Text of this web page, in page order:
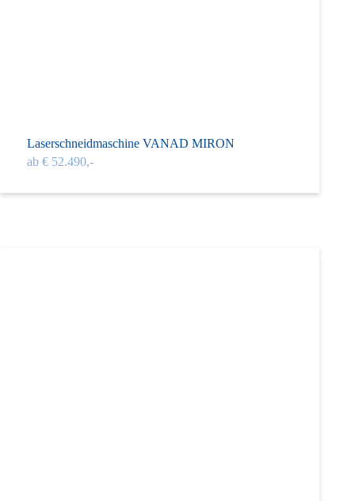
Laserschneidmaschine VANAD MIRON
ab € 52.490,-